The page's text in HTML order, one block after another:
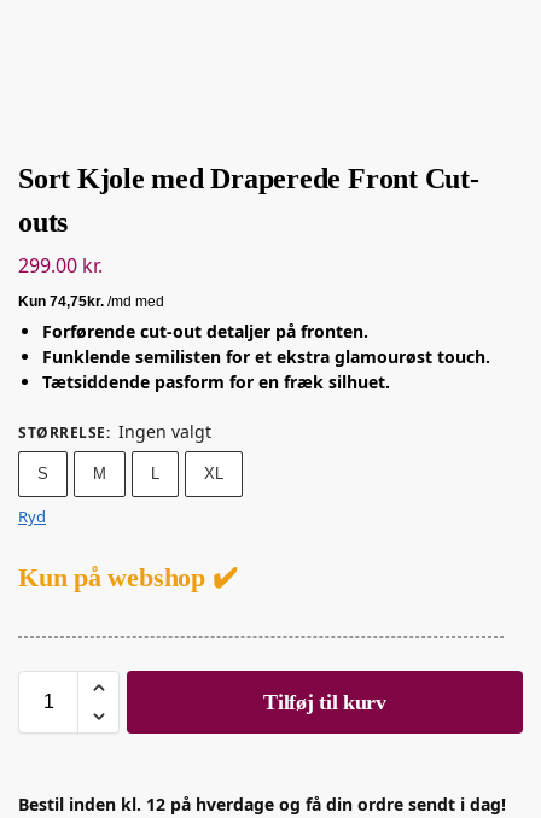
Sort Kjole med Draperede Front Cut-
outs
299.00 kr.
Forførende cut-out detaljer på fronten.
Funklende semilisten for et ekstra glamourøst touch.
Tætsiddende pasform for en fræk silhuet.
STØRRELSE: Ingen valgt
S M L XL
Ryd
Kun på webshop ✔️
Tilføj til kurv
Bestil inden kl. 12 på hverdage og få din ordre sendt i dag!